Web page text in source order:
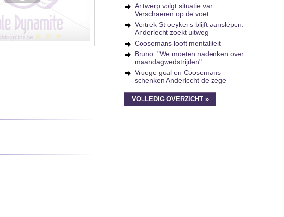
Antwerp volgt situatie van
Verschaeren op de voet
Vertrek Stroeykens blijft aanslepen:
Anderlecht zoekt uitweg
Coosemans looft mentaliteit
Bruno: "We moeten nadenken over
maandagwedstrijden"
Vroege goal en Coosemans
schenken Anderlecht de zege
VOLLEDIG OVERZICHT »